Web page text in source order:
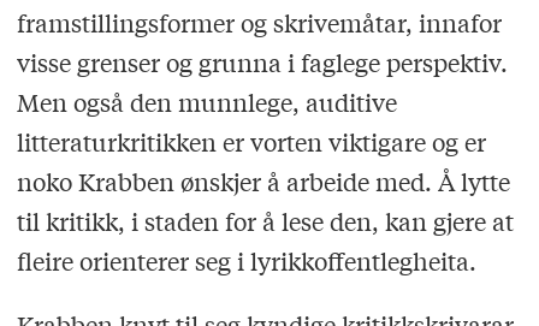
framstillingsformer og skrivemåtar, innafor
visse grenser og grunna i faglege perspektiv.
Men også den munnlege, auditive
litteraturkritikken er vorten viktigare og er
noko Krabben ønskjer å arbeide med. Å lytte
til kritikk, i staden for å lese den, kan gjere at
fleire orienterer seg i lyrikkoffentlegheita.